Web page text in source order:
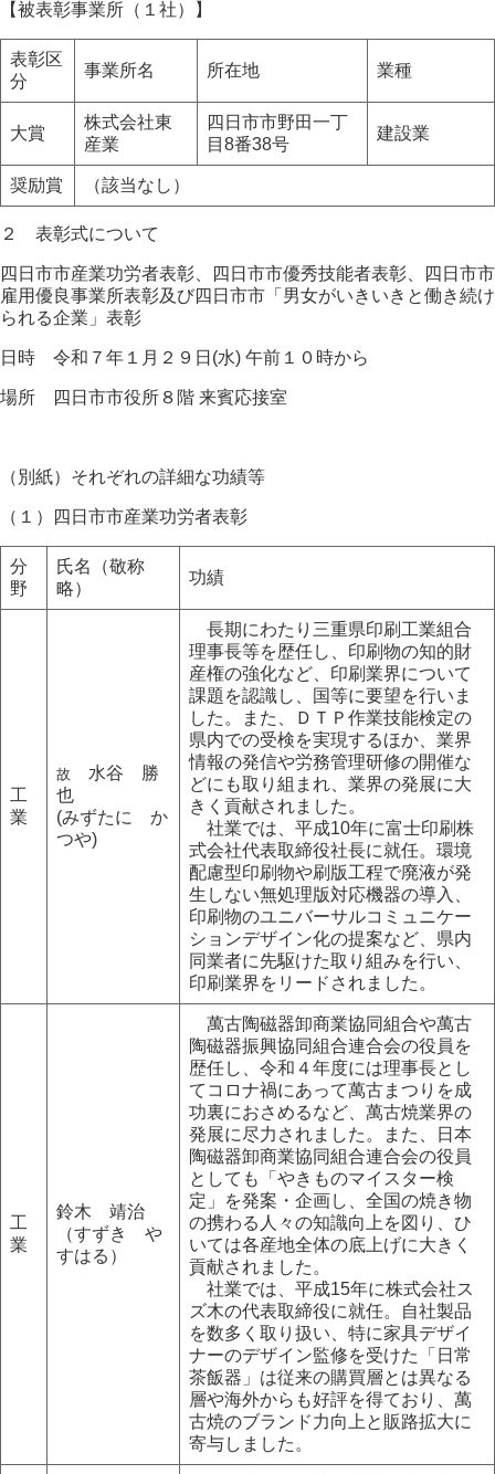
【被表彰事業所（１社）】
表彰区
分
事業所名 所在地 業種
大賞
株式会社東
産業
四日市市野田一丁
目8番38号
建設業
奨励賞 （該当なし）
２ 表彰式について
四日市市産業功労者表彰、四日市市優秀技能者表彰、四日市市
雇用優良事業所表彰及び四日市市「男女がいきいきと働き続け
られる企業」表彰
日時 令和７年１月２９日(水) 午前１０時から
場所 四日市市役所８階 来賓応接室
（別紙）それぞれの詳細な功績等
（１）四日市市産業功労者表彰
分
野
氏名（敬称
略）
功績
工
業
故
水谷 勝
也
(みずたに か
つや)
長期にわたり三重県印刷工業組合
理事長等を歴任し、印刷物の知的財
産権の強化など、印刷業界について
課題を認識し、国等に要望を行いま
した。また、ＤＴＰ作業技能検定の
県内での受検を実現するほか、業界
情報の発信や労務管理研修の開催な
どにも取り組まれ、業界の発展に大
きく貢献されました。
社業では、平成10年に富士印刷株
式会社代表取締役社長に就任。環境
配慮型印刷物や刷版工程で廃液が発
生しない無処理版対応機器の導入、
印刷物のユニバーサルコミュニケー
ションデザイン化の提案など、県内
同業者に先駆けた取り組みを行い、
印刷業界をリードされました。
工
業
鈴木 靖治
（すずき や
すはる）
萬古陶磁器卸商業協同組合や萬古
陶磁器振興協同組合連合会の役員を
歴任し、令和４年度には理事長とし
てコロナ禍にあって萬古まつりを成
功裏におさめるなど、萬古焼業界の
発展に尽力されました。また、日本
陶磁器卸商業協同組合連合会の役員
としても「やきものマイスター検
定」を発案・企画し、全国の焼き物
の携わる人々の知識向上を図り、ひ
いては各産地全体の底上げに大きく
貢献されました。
社業では、平成15年に株式会社ス
ズ木の代表取締役に就任。自社製品
を数多く取り扱い、特に家具デザイ
ナーのデザイン監修を受けた「日常
茶飯器」は従来の購買層とは異なる
層や海外からも好評を得ており、萬
古焼のブランド力向上と販路拡大に
寄与しました。